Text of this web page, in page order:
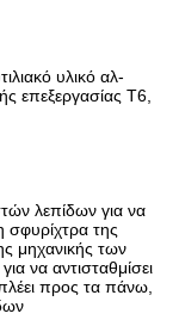
υλικό αλ-
επεξεργασίας T6,
λεπίδων για να
σφυρίχτρα της
μηχανικής των
να αντισταθμίσει
προς τα πάνω,